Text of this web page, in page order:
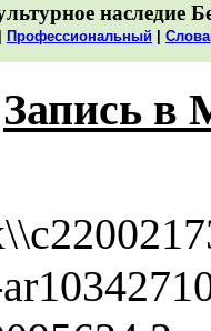
наследие
Профессиональный
Запись в